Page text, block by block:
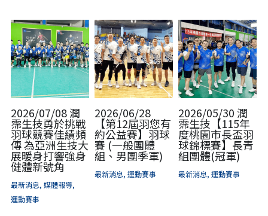
外科產品
血球細胞分離機
2026/07/08 潤
霈生技勇於挑戰
羽球競賽佳績頻
傳 為亞洲生技大
展暖身打響強身
健體新號角
最新消息, 媒體報導,
運動賽事
2026/06/28
【第12屆羽您有
約公益賽】羽球
賽 (一般團體
組、男團季軍)
最新消息, 運動賽事
2026/05/30 潤
霈生技【115年
度桃園市長盃羽
球錦標賽】長青
組團體(冠軍)
最新消息, 運動賽事